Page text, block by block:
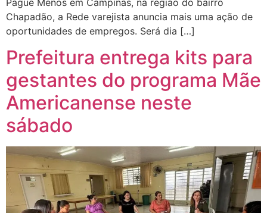
Chapadão, a Rede varejista anuncia mais uma ação de
oportunidades de empregos. Será dia […]
Prefeitura entrega kits para
gestantes do programa Mãe
Americanense neste
sábado